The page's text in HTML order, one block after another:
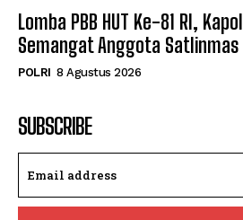
Lomba PBB HUT Ke-81 RI,
Semangat Anggota Satlinmas
POLRI 8 Agustus 2026
SUBSCRIBE